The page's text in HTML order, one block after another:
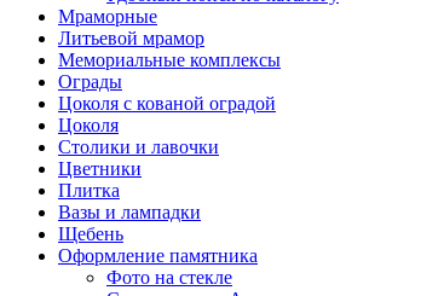
Мраморные
Литьевой мрамор
Мемориальные комплексы
Ограды
Цоколя с кованой оградой
Цоколя
Столики и лавочки
Цветники
Плитка
Вазы и лампадки
Щебень
Оформление памятника
Фото на стекле